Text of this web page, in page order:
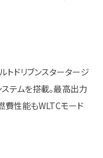
ドリブンスタータージ
ステムを搭載。最高出力
費性能もWLTCモード